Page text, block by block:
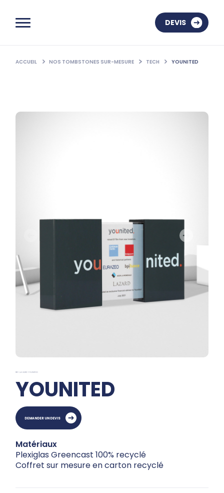
DEVIS
ACCUEIL NOS TOMBSTONES SUR-MESURE TECH YOUNITED
REF: LAZARD YOUNITED
YOUNITED
DEMANDER UN DEVIS
Matériaux
Plexiglas Greencast 100% recyclé
Coffret sur mesure en carton recyclé